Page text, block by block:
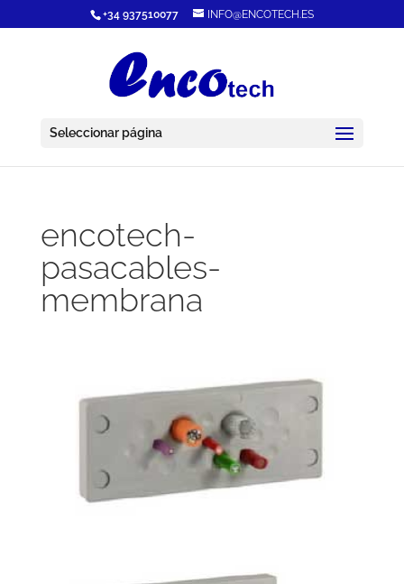
+34 937510077 INFO@ENCOTECH.ES
Seleccionar página
encotech-
pasacables-
membrana